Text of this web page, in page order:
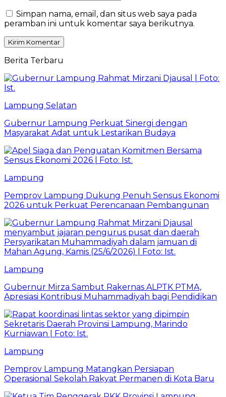
Simpan nama, email, dan situs web saya pada
peramban ini untuk komentar saya berikutnya.
Berita Terbaru
Lampung Selatan
Gubernur Lampung Perkuat Sinergi dengan
Masyarakat Adat untuk Lestarikan Budaya
Lampung
Pemprov Lampung Dukung Penuh Sensus Ekonomi
2026 untuk Perkuat Perencanaan Pembangunan
Lampung
Gubernur Mirza Sambut Rakernas ALPTK PTMA,
Apresiasi Kontribusi Muhammadiyah bagi Pendidikan
Lampung
Pemprov Lampung Matangkan Persiapan
Operasional Sekolah Rakyat Permanen di Kota Baru